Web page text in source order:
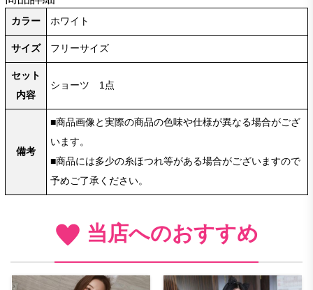
カラー ホワイト
サイズ フリーサイズ
セット
内容
ショーツ 1点
備考
■商品画像と実際の商品の色味や仕様が異なる場合がござ
います。
■商品には多少の糸ほつれ等がある場合がございますので
予めご了承ください。
当店へのおすすめ